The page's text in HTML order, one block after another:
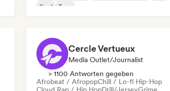
Soul
Trap
Cercle Vertueux
Media Outlet/Journalist
> 1100 Antworten gegeben
Afrobeat / AfropopChill / Lo-fi Hip-Hop